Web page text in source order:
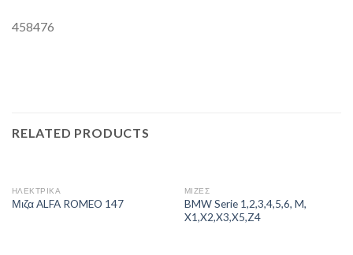
458476
RELATED PRODUCTS
ΗΛΕΚΤΡΙΚΑ
Μιζα ALFA ROMEO 147
ΜΙΖΕΣ
BMW Serie 1,2,3,4,5,6, M,
X1,X2,X3,X5,Z4